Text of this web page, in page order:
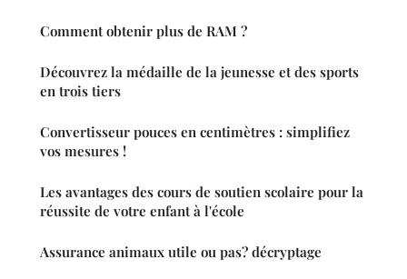
Comment obtenir plus de RAM ?
Découvrez la médaille de la jeunesse et des sports
en trois tiers
Convertisseur pouces en centimètres : simplifiez
vos mesures !
Les avantages des cours de soutien scolaire pour la
réussite de votre enfant à l'école
Assurance animaux utile ou pas? décryptage